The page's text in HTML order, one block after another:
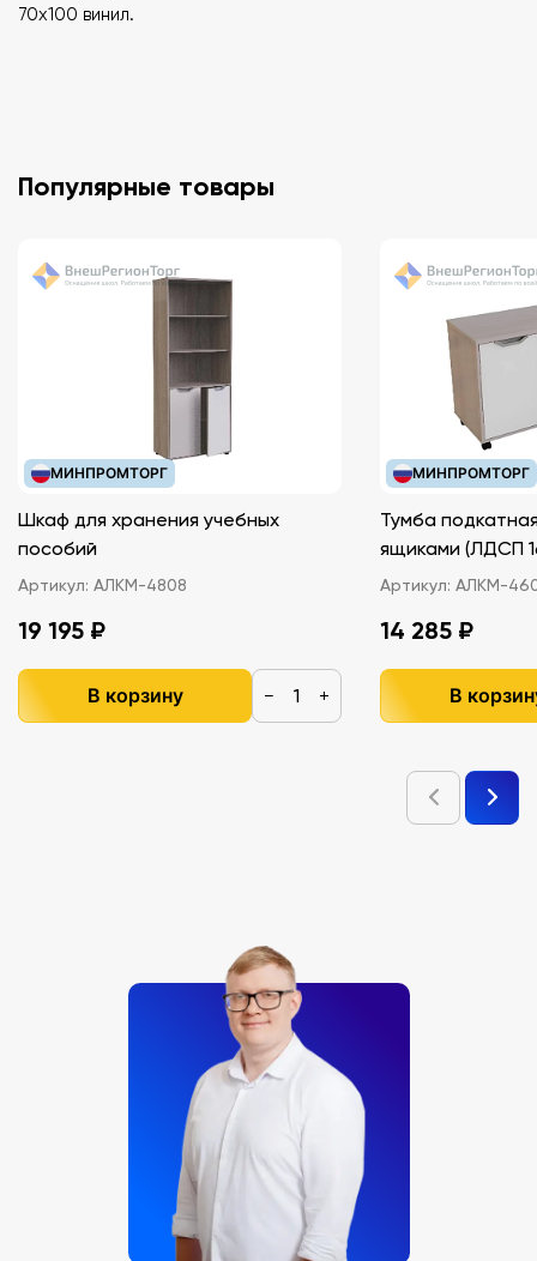
70х100 винил.
Популярные товары
МИНПРОМТОРГ
Шкаф для хранения учебных
пособий
Артикул: АЛКМ-4808
19 195 ₽
В корзину − +
МИНПРОМТОРГ
Тумба
ящиками
Артикул: АЛКМ-
14 285 ₽
В